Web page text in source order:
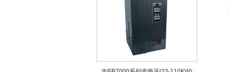
INFB7000系列变频器(22-110KW)